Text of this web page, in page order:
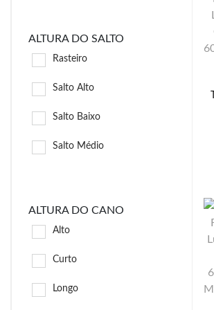
ALTURA DO SALTO
Rasteiro
Salto Alto
Salto Baixo
Salto Médio
ALTURA DO CANO
Alto
Curto
Longo